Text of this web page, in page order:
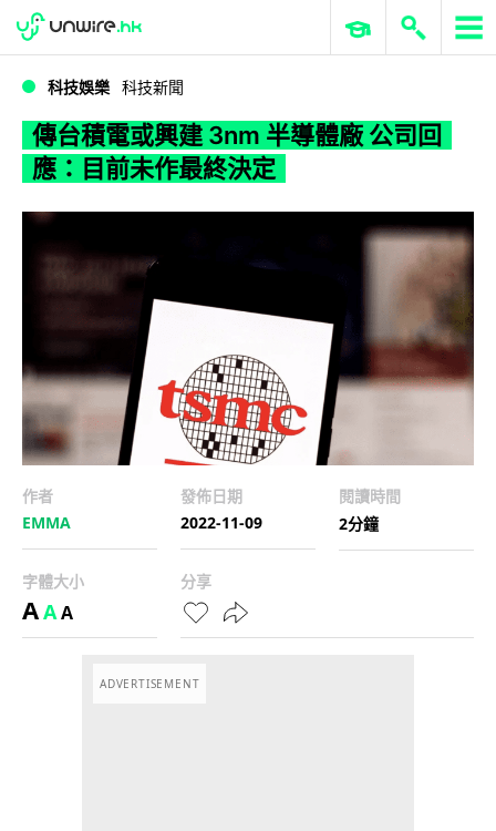
WWDC 2026 ERP 與商業 AI
科技娛樂 科技新聞
傳台積電或興建 3nm 半導體廠 公司回
應：目前未作最終決定
作者
EMMA
發佈日期
2022-11-09
閱讀時間
2分鐘
字體大小
AAA
分享
ADVERTISEMENT